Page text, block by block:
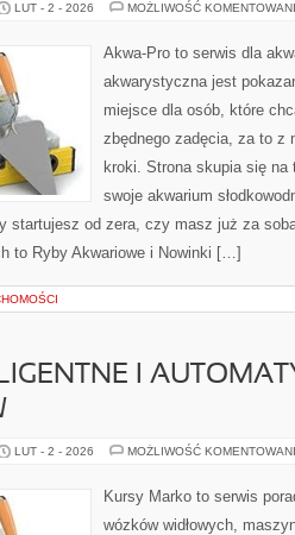
LUT - 2 - 2026 MOŻLIWOŚĆ
Akwa-Pro to serwis dla
akwarystyczna jest
miejsce dla osób, które
zbędnego zadęcia, za to z
kroki. Strona skupia się na
swoje akwarium
startujesz od zera, czy masz już za
to Ryby Akwariowe i Nowinki […]
I
LUT - 2 - 2026 MOŻLIWOŚĆ
Kursy Marko to serwis
wózków widłowych,